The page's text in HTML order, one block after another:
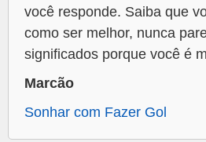
você responde. Saiba que
como ser melhor, nunca
significados porque você é
Marcão
Sonhar com Fazer Gol